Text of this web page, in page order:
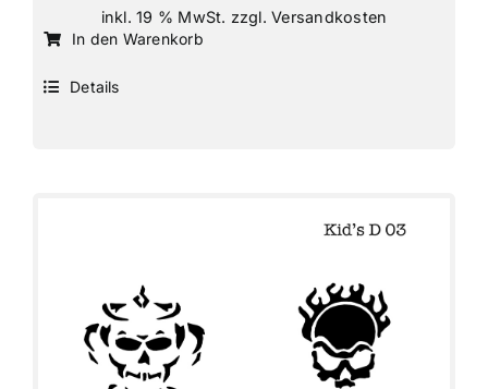
inkl. 19 % MwSt. zzgl.Versandkosten
In den Warenkorb
Details